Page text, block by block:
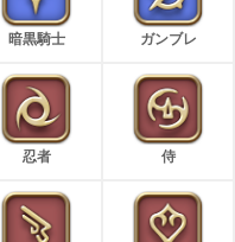
暗黒騎士 ガンブレ
忍者 侍